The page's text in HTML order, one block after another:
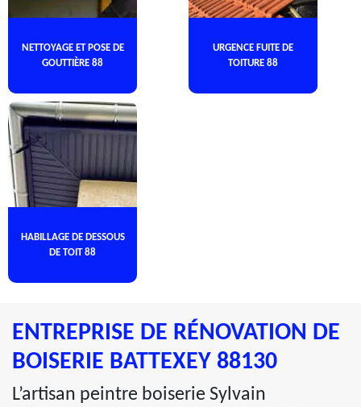
NETTOYAGE ET POSE DE
GOUTTIÈRE 88
URGENCE FUITE DE
TOITURE 88
HABILLAGE DE DESSOUS
DE TOIT 88
ENTREPRISE DE RÉNOVATION DE
BOISERIE BATTEXEY 88130
L’artisan peintre boiserie Sylvain